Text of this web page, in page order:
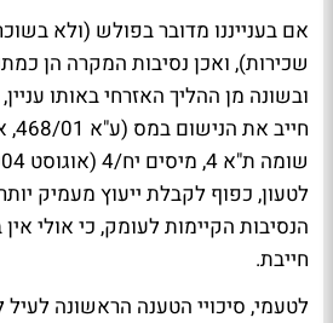
אם בענייננו מדובר בפולש (ולא
שכירות), ואכן נסיבות המקרה הן
ובשונה מן ההליך האזרחי באותו
לטעון, כפוף לקבלת ייעוץ מעמיק
הנסיבות הקיימות לעומק, כי אולי אין
חייבת.
לטעמי, סיכויי הטענה הראשונה